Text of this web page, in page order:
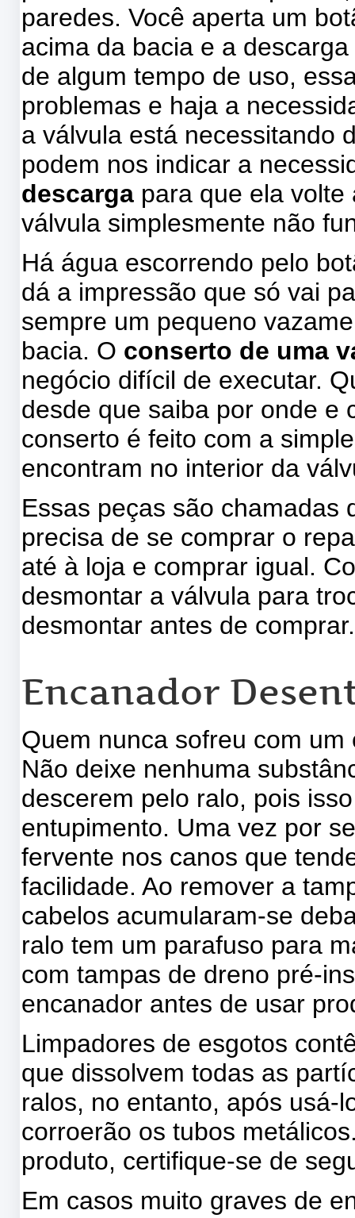
paredes. Você aperta um
acima da bacia e a
de algum tempo de uso,
problemas e haja a
a válvula está necessitando
podem nos indicar a
descarga para que ela volte
válvula simplesmente não
Há água escorrendo pelo
dá a impressão que só vai
sempre um pequeno
bacia. O conserto de uma
negócio difícil de executar.
desde que saiba por onde e
conserto é feito com a
encontram no interior da
Essas peças são chamadas
precisa de se comprar o
até à loja e comprar igual.
desmontar a válvula para
desmontar antes de comprar.
Encanador
Quem nunca sofreu com
Não deixe nenhuma
descerem pelo ralo, pois
entupimento. Uma vez por
fervente nos canos que
facilidade. Ao remover a
cabelos acumularam-se
ralo tem um parafuso para
com tampas de dreno pré-
encanador antes de usar
Limpadores de esgotos
que dissolvem todas as
ralos, no entanto, após usá-
corroerão os tubos
produto, certifique-se de
Em casos muito graves de